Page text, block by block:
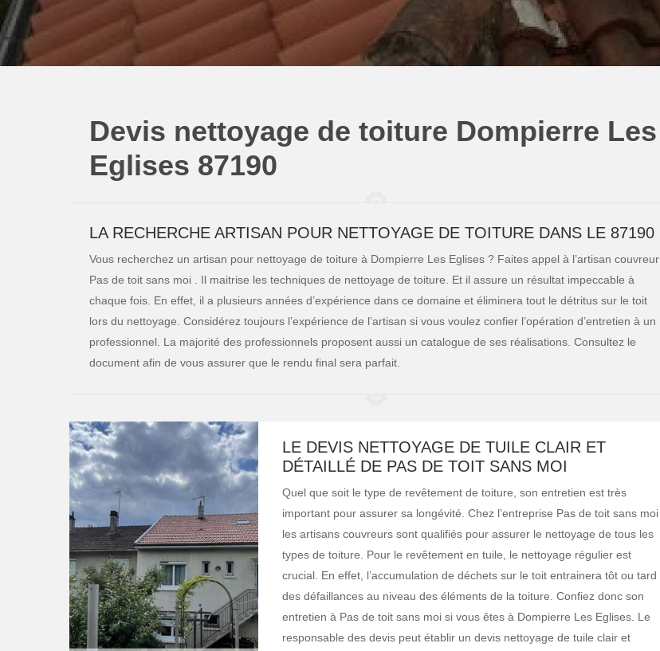
Devis nettoyage de toiture Dompierre Les
Eglises 87190
LA RECHERCHE ARTISAN POUR NETTOYAGE DE TOITURE DANS LE 87190
Vous recherchez un artisan pour nettoyage de toiture à Dompierre Les Eglises ? Faites appel à l’artisan couvreur
Pas de toit sans moi . Il maitrise les techniques de nettoyage de toiture. Et il assure un résultat impeccable à
chaque fois. En effet, il a plusieurs années d’expérience dans ce domaine et éliminera tout le détritus sur le toit
lors du nettoyage. Considérez toujours l’expérience de l’artisan si vous voulez confier l’opération d’entretien à un
professionnel. La majorité des professionnels proposent aussi un catalogue de ses réalisations. Consultez le
document afin de vous assurer que le rendu final sera parfait.
LE DEVIS NETTOYAGE DE TUILE CLAIR ET
DÉTAILLÉ DE PAS DE TOIT SANS MOI
Quel que soit le type de revêtement de toiture, son entretien est très
important pour assurer sa longévité. Chez l’entreprise Pas de toit sans moi ,
les artisans couvreurs sont qualifiés pour assurer le nettoyage de tous les
types de toiture. Pour le revêtement en tuile, le nettoyage régulier est
crucial. En effet, l’accumulation de déchets sur le toit entrainera tôt ou tard
des défaillances au niveau des éléments de la toiture. Confiez donc son
entretien à Pas de toit sans moi si vous êtes à Dompierre Les Eglises. Le
responsable des devis peut établir un devis nettoyage de tuile clair et